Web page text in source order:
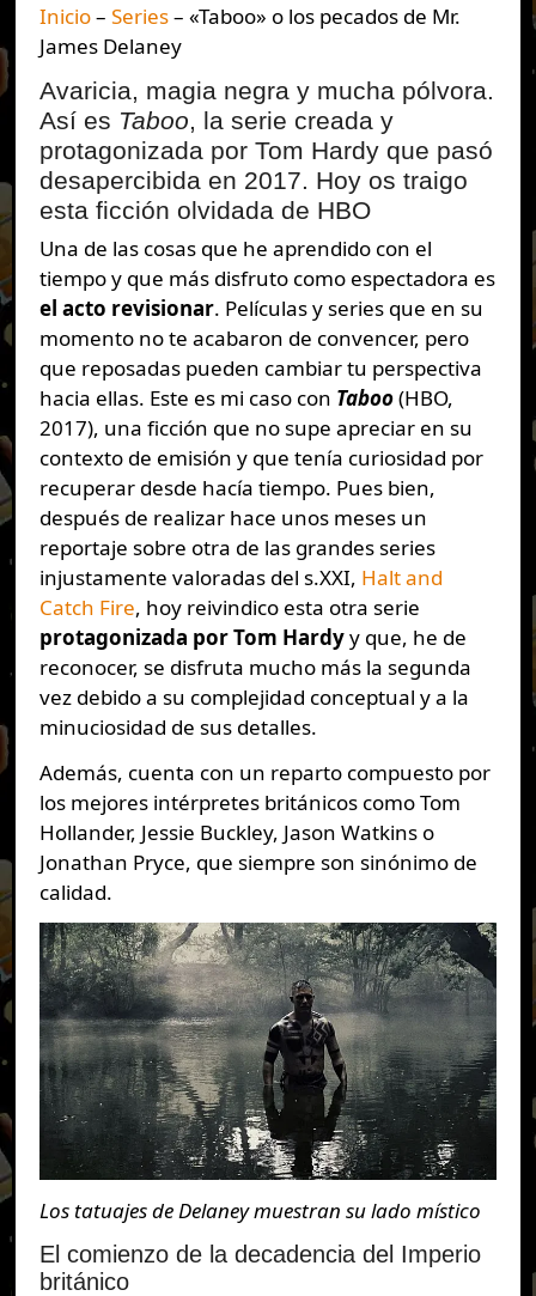
Inicio– Series– «Taboo» o los pecados de Mr.
James Delaney
Avaricia, magia negra y mucha pólvora.
Así es Taboo, la serie creada y
protagonizada por Tom Hardy que pasó
desapercibida en 2017. Hoy os traigo
esta ficción olvidada de HBO
Una de las cosas que he aprendido con el
tiempo y que más disfruto como espectadora es
el acto revisionar. Películas y series que en su
momento no te acabaron de convencer, pero
que reposadas pueden cambiar tu perspectiva
hacia ellas. Este es mi caso con Taboo(HBO,
2017), una ficción que no supe apreciar en su
contexto de emisión y que tenía curiosidad por
recuperar desde hacía tiempo. Pues bien,
después de realizar hace unos meses un
reportaje sobre otra de las grandes series
injustamente valoradas del s.XXI, Halt and
Catch Fire, hoy reivindico esta otra serie
protagonizada por Tom Hardyy que, he de
reconocer, se disfruta mucho más la segunda
vez debido a su complejidad conceptual y a la
minuciosidad de sus detalles.
Además, cuenta con un reparto compuesto por
los mejores intérpretes británicos como Tom
Hollander, Jessie Buckley, Jason Watkins o
Jonathan Pryce, que siempre son sinónimo de
calidad.
Los tatuajes de Delaney muestran su lado místico
El comienzo de la decadencia del Imperio
británico